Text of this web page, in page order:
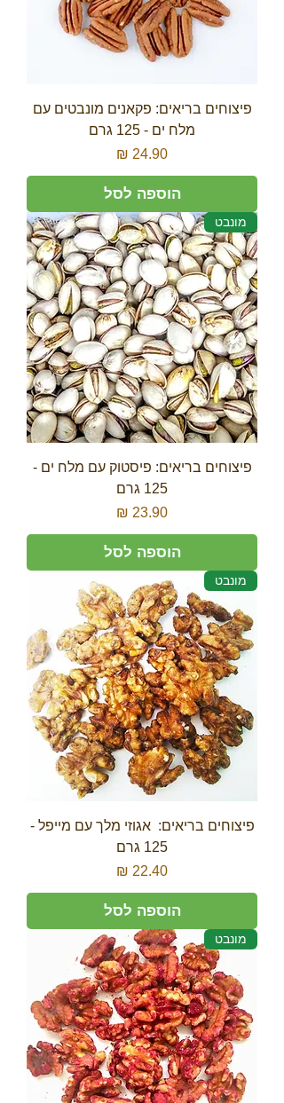
פיצוחים בריאים: פקאנים מונבטים עם
מלח ים - 125 גרם
מחיר
הוספה לסל
מונבט
פיצוחים בריאים: פיסטוק עם מלח ים -
125 גרם
מחיר
הוספה לסל
מונבט
פיצוחים בריאים: אגוזי מלך עם מייפל -
125 גרם
מחיר
הוספה לסל
מונבט